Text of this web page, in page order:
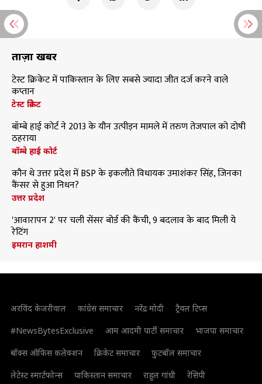
ताज़ा खबरें
टेस्ट क्रिकेट में पाकिस्तान के लिए सबसे ज्यादा जीत दर्ज करने वाले
कप्तान
टेस्ट क्रिकेट
बॉम्बे हाई कोर्ट ने 2013 के यौन उत्पीड़न मामले में तरुण तेजपाल को दोषी
ठहराया
बॉम्बे हाई कोर्ट
कौन थे उत्तर प्रदेश में BSP के इकलौते विधायक उमाशंकर सिंह, जिनका
कैंसर से हुआ निधन?
उत्तर प्रदेश
'आवारापन 2' पर चली सेंसर बोर्ड की कैंची, 9 बदलाव के बाद मिली ये
रेटिंग
इमरान हाशमी
अरविंद केजरीवाल कांग्रेस समाचार नरेंद्र मोदी
ट्रैवल टिप्स
#NewsBytesExclusive
आम आदमी पार्टी समाचार
भाजपा समाचार
बॉक्स ऑफिस कलेक्शन
क्रिकेट समाचार
फुटबॉल समाचार
लेटेस्ट स्मार्टफोन्स
पाकिस्तान समाचार राहुल गांधी रेसिपी